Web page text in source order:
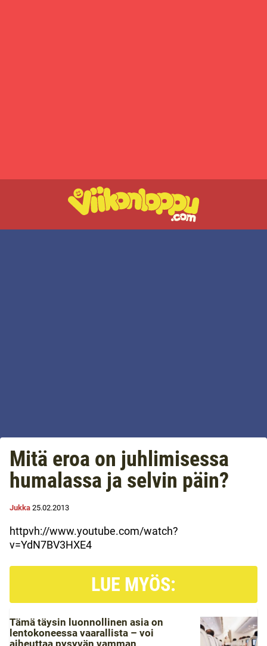
Mitä eroa on juhlimisessa
humalassa ja selvin päin?
Jukka 25.02.2013
httpvh://www.youtube.com/watch?
v=YdN7BV3HXE4
LUE MYÖS:
Tämä täysin luonnollinen asia on
lentokoneessa vaarallista – voi
aiheuttaa pysyvän vamman